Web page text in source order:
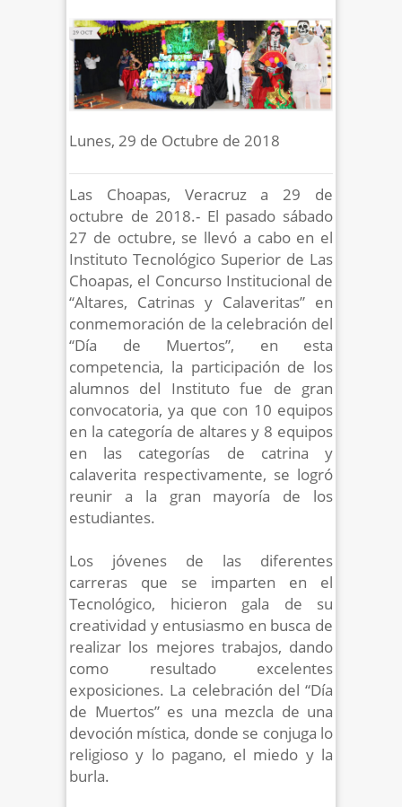
Lunes, 29 de Octubre de 2018
Las Choapas, Veracruz a 29 de
octubre de 2018.- El pasado sábado
27 de octubre, se llevó a cabo en el
Instituto Tecnológico Superior de Las
Choapas, el Concurso Institucional de
“Altares, Catrinas y Calaveritas” en
conmemoración de la celebración del
“Día de Muertos”, en esta
competencia, la participación de los
alumnos del Instituto fue de gran
convocatoria, ya que con 10 equipos
en la categoría de altares y 8 equipos
en las categorías de catrina y
calaverita respectivamente, se logró
reunir a la gran mayoría de los
estudiantes.
Los jóvenes de las diferentes
carreras que se imparten en el
Tecnológico, hicieron gala de su
creatividad y entusiasmo en busca de
realizar los mejores trabajos, dando
como resultado excelentes
exposiciones. La celebración del “Día
de Muertos” es una mezcla de una
devoción mística, donde se conjuga lo
religioso y lo pagano, el miedo y la
burla.